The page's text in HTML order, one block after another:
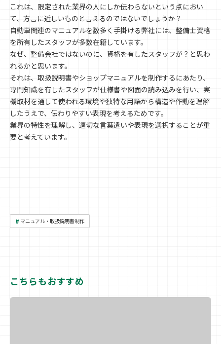
これは、限定された業界の人にしか伝わらないという点におい
て、方言に近しいものと言えるのではないでしょうか？
自動車関連のマニュアルを数多く手掛ける弊社には、整備士資格
を所有したスタッフが多数在籍しています。
なぜ、整備会社ではないのに、資格を有したスタッフが？と思わ
れるかと思います。
それは、取扱説明書やショップマニュアルを制作するにあたり、
専門知識を有したスタッフが仕様書や図面の読み込みを行い、実
機取材を通して使われる環境や独特な用語から構造や作動を理解
したうえで、伝わりやすい表現を考えるためです。
業界の特性を理解し、適切な言葉遣いや表現を選択することが重
要と考えています。
# マニュアル・取扱説明書制作
こちらもおすすめ